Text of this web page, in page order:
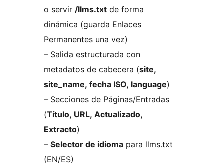
o servir /llms.txt de forma
dinámica (guarda Enlaces
Permanentes una vez)
– Salida estructurada con
metadatos de cabecera (site,
site_name, fecha ISO, language)
– Secciones de Páginas/Entradas
(Título, URL, Actualizado,
Extracto)
– Selector de idioma para llms.txt
(EN/ES)